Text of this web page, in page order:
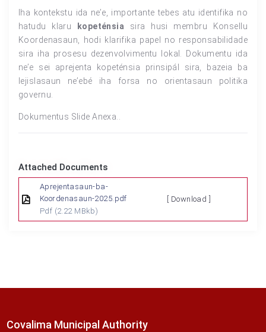
Iha kontekstu ida ne’e, importante tebes atu identifika no
hatudu klaru
kopeténsia sira husi membru Konsellu
Koordenasaun, hodi klarifika papel no responsabilidade
sira iha prosesu dezenvolvimentu lokal. Dokumentu ida
ne’e sei aprejenta kopeténsia prinsipál sira, bazeia ba
lejislasaun ne’ebé iha forsa no orientasaun politika
governu.
Dokumentus Slide Anexa..
Attached Documents
Aprejentasaun-ba-
Koordenasaun-2025.pdf
Pdf (2.22 MBkb)
[ Download ]
Covalima Municipal Authority